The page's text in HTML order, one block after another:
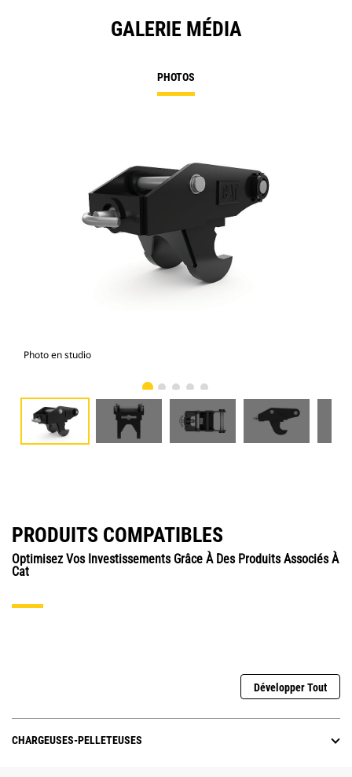
GALERIE MÉDIA
PHOTOS
Photo en studio
PRODUITS COMPATIBLES
Optimisez Vos Investissements Grâce À Des Produits Associés À
Cat
Développer Tout
CHARGEUSES-PELLETEUSES